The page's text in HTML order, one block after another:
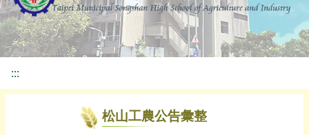
:::
松山工農公告彙整